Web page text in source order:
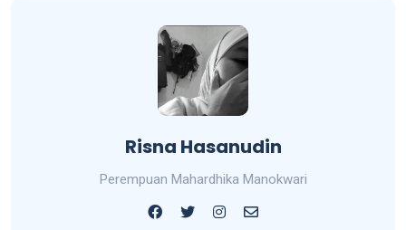
Risna Hasanudin
Perempuan Mahardhika Manokwari